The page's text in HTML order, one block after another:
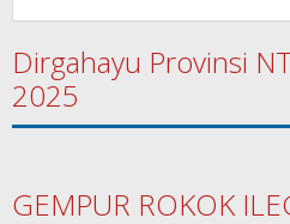
Dirgahayu Provinsi
2025
GEMPUR ROKOK